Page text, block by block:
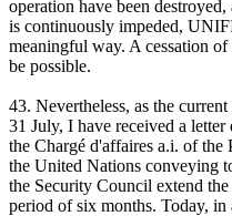
operation have been
is continuously impeded,
meaningful way. A cessation
be possible.
43. Nevertheless, as the
31 July, I have received a
the Chargé d'affaires a.i. of
the United Nations conveying
the Security Council extend
period of six months. Today,